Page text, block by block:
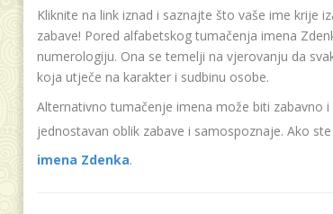
Kliknite na link iznad i saznajte što vaše ime krije
zabave! Pored alfabetskog tumačenja imena
numerologiju. Ona se temelji na vjerovanju da
koja utječe na karakter i sudbinu osobe.
Alternativno tumačenje imena može biti zabavno
jednostavan oblik zabave i samospoznaje. Ako
imena Zdenka.